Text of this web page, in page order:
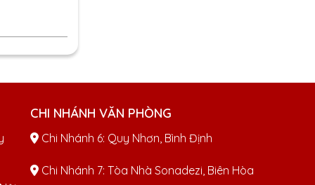
CHI NHÁNH VĂN PHÒNG
Chi Nhánh 6: Quy Nhơn, Bình Định
Chi Nhánh 7: Tòa Nhà Sonadezi, Biên Hòa